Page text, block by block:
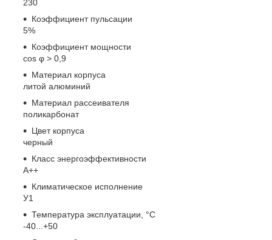
230
Коэффициент пульсации
5%
Коэффициент мощности
cos φ > 0,9
Материал корпуса
литой алюминий
Материал рассеивателя
поликарбонат
Цвет корпуса
черный
Класс энергоэффективности
А++
Климатическое исполнение
У1
Температура эксплуатации, °С
-40...+50